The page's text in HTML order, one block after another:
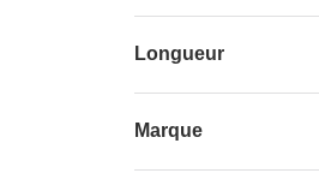
Longueur
Marque